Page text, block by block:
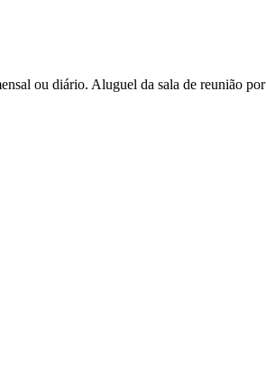
ou diário. Aluguel da sala de reunião por